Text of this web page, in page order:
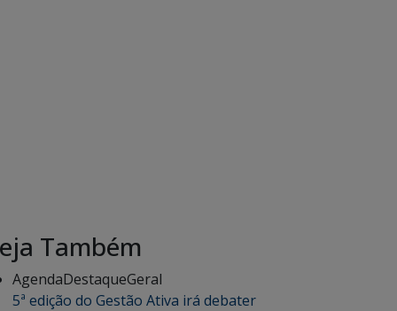
Também
AgendaDestaqueGeral
5ª edição do Gestão Ativa irá debater